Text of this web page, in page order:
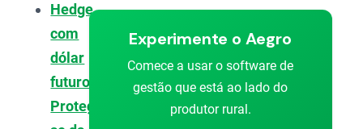
Hedge
com
dólar
futuro:
Protegendo-
Experimente o Aegro
Comece a usar o software de
gestão que está ao lado do
produtor rural.